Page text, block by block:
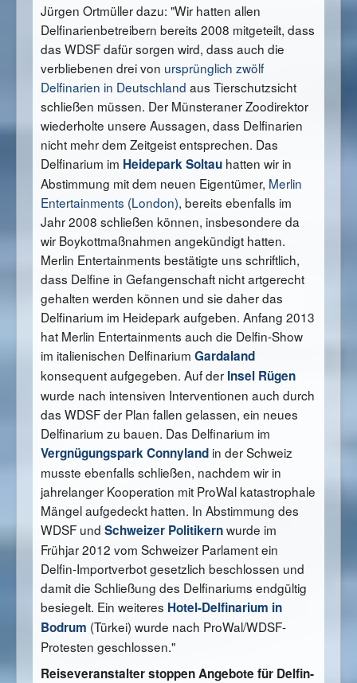
Jürgen Ortmüller dazu: "Wir hatten allen
Delfinarienbetreibern bereits 2008 mitgeteilt, dass
das WDSF dafür sorgen wird, dass auch die
verbliebenen drei von ursprünglich zwölf
Delfinarien in Deutschland aus Tierschutzsicht
schließen müssen. Der Münsteraner Zoodirektor
wiederholte unsere Aussagen, dass Delfinarien
nicht mehr dem Zeitgeist entsprechen. Das
Delfinarium im Heidepark Soltau hatten wir in
Abstimmung mit dem neuen Eigentümer, Merlin
Entertainments (London), bereits ebenfalls im
Jahr 2008 schließen können, insbesondere da
wir Boykottmaßnahmen angekündigt hatten.
Merlin Entertainments bestätigte uns schriftlich,
dass Delfine in Gefangenschaft nicht artgerecht
gehalten werden können und sie daher das
Delfinarium im Heidepark aufgeben. Anfang 2013
hat Merlin Entertainments auch die Delfin-Show
im italienischen Delfinarium Gardaland
konsequent aufgegeben. Auf der Insel Rügen
wurde nach intensiven Interventionen auch durch
das WDSF der Plan fallen gelassen, ein neues
Delfinarium zu bauen. Das Delfinarium im
Vergnügungspark Connyland in der Schweiz
musste ebenfalls schließen, nachdem wir in
jahrelanger Kooperation mit ProWal katastrophale
Mängel aufgedeckt hatten. In Abstimmung des
WDSF und Schweizer Politikernwurde im
Frühjar 2012 vom Schweizer Parlament ein
Delfin-Importverbot gesetzlich beschlossen und
damit die Schließung des Delfinariums endgültig
besiegelt. Ein weiteres Hotel-Delfinarium in
Bodrum (Türkei) wurde nach ProWal/WDSF-
Protesten geschlossen."
Reiseveranstalter stoppen Angebote für Delfin-